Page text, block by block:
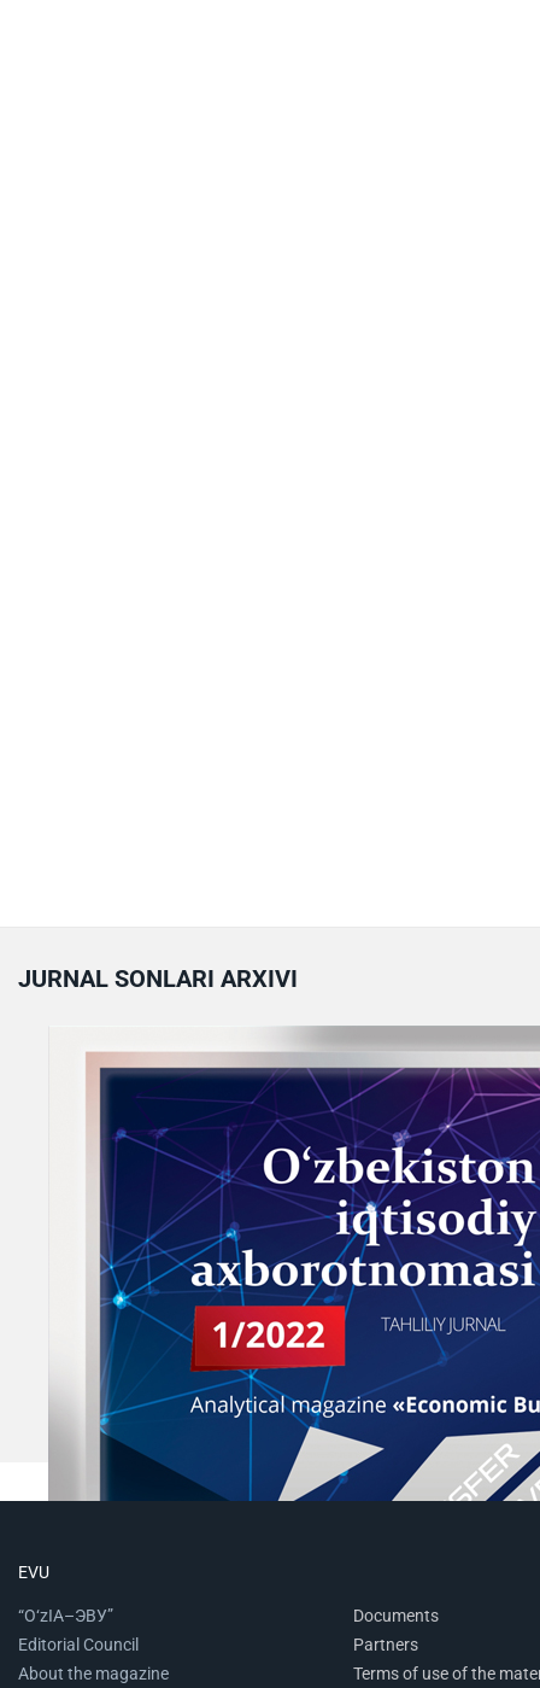
JURNAL SONLARI ARXIVI
EVU
“O‘zIA–ЭВУ”
Editorial Council
About the magazine
Documents
Partners
Terms of use of the